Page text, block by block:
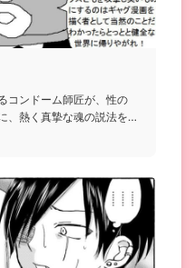
コンドーム師匠が、性の
、熱く真摯な魂の説法を